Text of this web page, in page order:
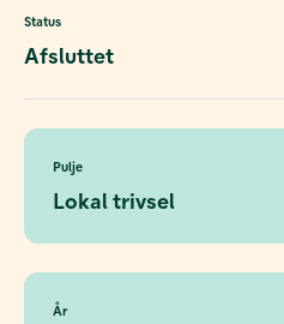
Status
Afsluttet
Pulje
Lokal trivsel
År